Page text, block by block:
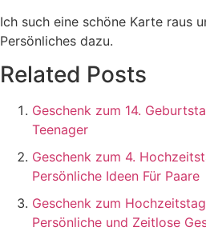
Ich such eine schöne Karte raus
Persönliches dazu.
Related Posts
Geschenk zum 14.
Teenager
Geschenk zum 4.
Persönliche Ideen Für Paare
Geschenk zum
Persönliche und Zeitlose